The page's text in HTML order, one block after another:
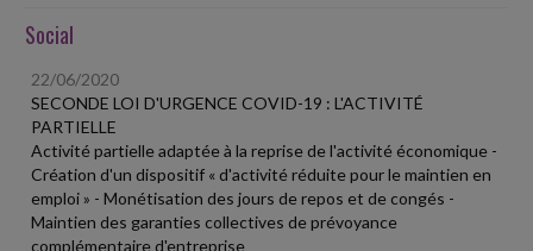
Social
22/06/2020
SECONDE LOI D'URGENCE COVID-19 : L'ACTIVITÉ
PARTIELLE
Activité partielle adaptée à la reprise de l'activité économique -
Création d'un dispositif « d'activité réduite pour le maintien en
emploi » - Monétisation des jours de repos et de congés -
Maintien des garanties collectives de prévoyance
complémentaire d'entreprise